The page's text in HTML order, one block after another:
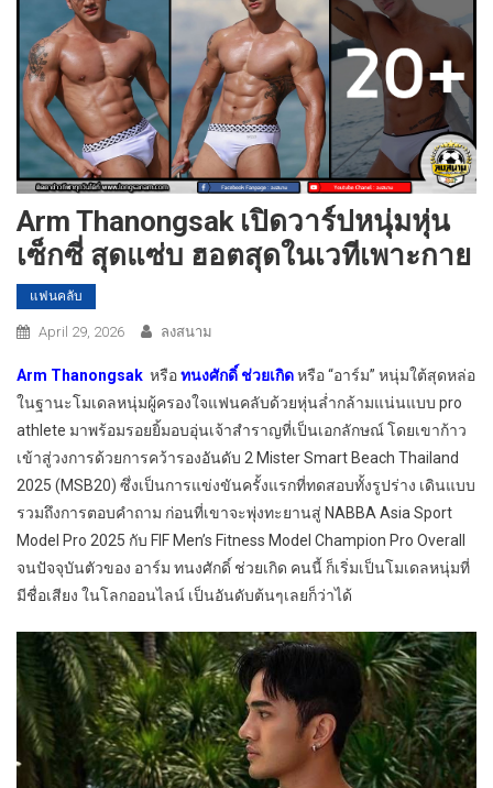
Arm Thanongsak เปิดวาร์ปหนุ่มหุ่น
เซ็กซี่ สุดแซ่บ ฮอตสุดในเวทีเพาะกาย
แฟนคลับ
April 29, 2026 ลงสนาม
Arm Thanongsak หรือทนงศักดิ์ ช่วยเกิดหรือ “อาร์ม” หนุ่มใต้สุดหล่อ
ในฐานะโมเดลหนุ่มผู้ครองใจแฟนคลับด้วยหุ่นล่ำกล้ามแน่นแบบ pro
athlete มาพร้อมรอยยิ้มอบอุ่นเจ้าสำราญที่เป็นเอกลักษณ์ โดยเขาก้าว
เข้าสู่วงการด้วยการคว้ารองอันดับ 2 Mister Smart Beach Thailand
2025 (MSB20) ซึ่งเป็นการแข่งขันครั้งแรกที่ทดสอบทั้งรูปร่าง เดินแบบ
รวมถึงการตอบคำถาม ก่อนที่เขาจะพุ่งทะยานสู่ NABBA Asia Sport
Model Pro 2025 กับ FIF Men’s Fitness Model Champion Pro Overall
จนปัจจุบันตัวของ อาร์ม ทนงศักดิ์ ช่วยเกิด คนนี้ ก็เริ่มเป็นโมเดลหนุ่มที่
มีชื่อเสียง ในโลกออนไลน์ เป็นอันดับต้นๆเลยก็ว่าได้